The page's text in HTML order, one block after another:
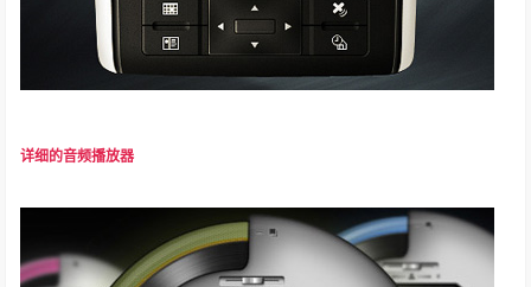
详细的音频播放器